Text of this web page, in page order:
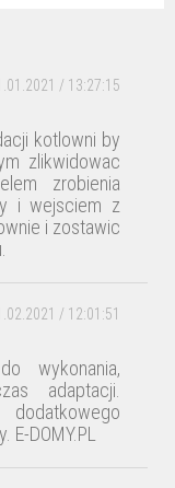
/ 13:27:15
kotlowni by
zlikwidowac
zrobienia
i wejsciem z
i zostawic
/ 12:01:51
wykonania,
adaptacji.
DOMY.PL